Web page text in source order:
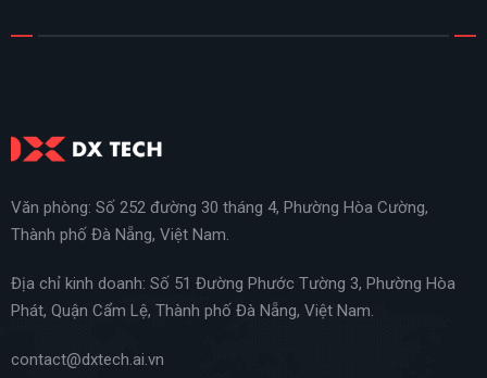
Văn phòng: Số 252 đường 30 tháng 4, Phường Hòa Cường,
Thành phố Đà Nẵng, Việt Nam.
Địa chỉ kinh doanh: Số 51 Đường Phước Tường 3, Phường Hòa
Phát, Quận Cẩm Lệ, Thành phố Đà Nẵng, Việt Nam.
contact@dxtech.ai.vn